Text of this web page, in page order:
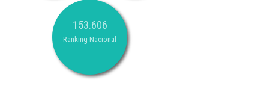
153.606
Ranking Nacional